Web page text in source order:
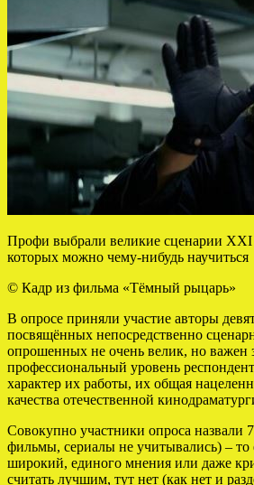
Профи выбрали великие сценарии XXI
которых можно чему-нибудь научиться
© Кадр из фильма «Тёмный рыцарь»
В опросе приняли участие авторы
посвящённых непосредственно
опрошенных не очень велик, но важен
профессиональный уровень
характер их работы, их общая
качества отечественной
Совокупно участники опроса назвали
фильмы, сериалы не учитывались) – то
широкий, единого мнения или даже
считать лучшим, тут нет (как нет и